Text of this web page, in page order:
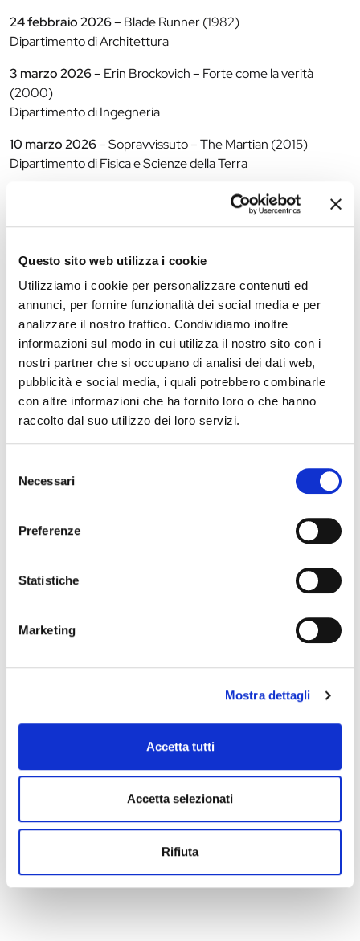
Questo sito web utilizza i cookie
Utilizziamo i cookie per personalizzare contenuti ed
annunci, per fornire funzionalità dei social media e per
analizzare il nostro traffico. Condividiamo inoltre
informazioni sul modo in cui utilizza il nostro sito con i
nostri partner che si occupano di analisi dei dati web,
pubblicità e social media, i quali potrebbero combinarle
con altre informazioni che ha fornito loro o che hanno
raccolto dal suo utilizzo dei loro servizi.
delNecessari
Preferenze
Statistiche
Marketing
Mostra dettagli
Accetta tutti
Accetta selezionati
Rifiuta
24 febbraio 2026– Blade Runner (1982)
Dipartimento di Architettura
3 marzo 2026– Erin Brockovich – Forte come la verità
(2000)
Dipartimento di Ingegneria
10 marzo 2026– Sopravvissuto – The Martian (2015)
Dipartimento di Fisica e Scienze della Terra
– L’uomo che vide l’infinito (2015)
Dipartimento di Studi Umanistici
31 marzo 2026 – La grande scommessa (2015)
Dipartimento di Economia e Management
14 aprile 2026 – Minority Report (2002)
Dipartimento di Giurisprudenza
Un appuntamento settimanale che unisce grande cinema e
ricerca universitaria, aperto a tutta la cittadinanza.
INFO:www.unife.it
The editorial team is not responsible for any inaccuracies or
cancellation, variation, modification of the information of an